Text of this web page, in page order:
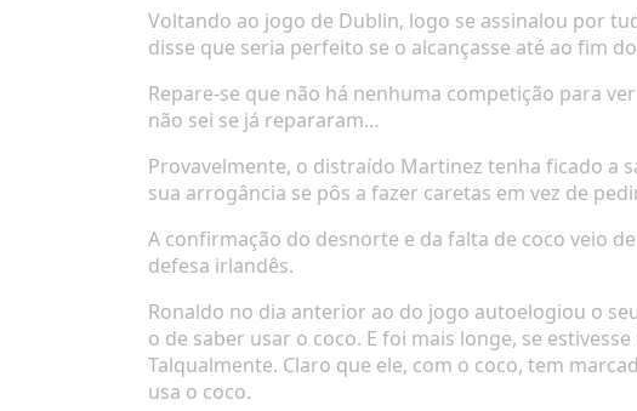
Voltando ao jogo de Dublin, logo se assinalou por
disse que seria perfeito se o alcançasse até ao fim
Repare-se que não há nenhuma competição para
não sei se já repararam…
Provavelmente, o distraído Martinez tenha ficado a
sua arrogância se pôs a fazer caretas em vez de
A confirmação do desnorte e da falta de coco veio
defesa irlandês.
Ronaldo no dia anterior ao do jogo autoelogiou o
o de saber usar o coco. E foi mais longe, se
Talqualmente. Claro que ele, com o coco, tem
usa o coco.